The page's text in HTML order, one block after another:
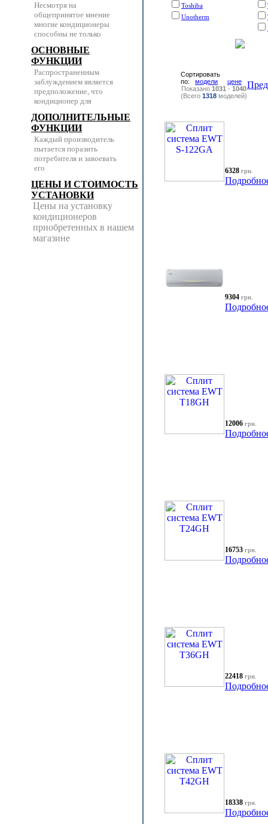
Несмотря на
общепринятое мнение
многие кондиционеры
способны не только
ОСНОВНЫЕ
ФУНКЦИИ
Распространенным
заблуждением является
предположение, что
кондиционер для
ДОПОЛНИТЕЛЬНЫЕ
ФУНКЦИИ
Каждый производитель
пытается поразить
потребителя и завоевать
его
ЦЕНЫ И СТОИМОСТЬ
УСТАНОВКИ
Цены на установку
кондиционеров
приобретенных в нашем
магазине
Toshiba
Unotherm
Сортировать
по: модели
цене
Показано 1031 - 1040
(Всего 1318 моделей)
6328 грн.
9304 грн.
12006 грн.
16753 грн.
22418 грн.
18338 грн.